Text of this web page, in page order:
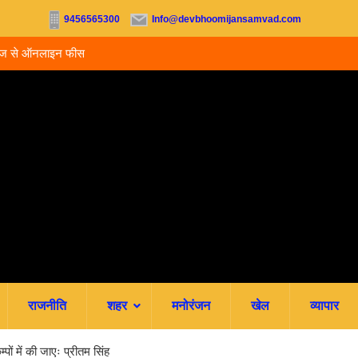
9456565300 Info@devbhoomijansamvad.com
से ऑनलाइन फीस
राजनीति शहर मनोरंजन खेल व्यापार
में की जाएः प्रीतम सिंह